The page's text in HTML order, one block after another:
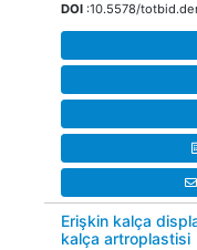
DOI :10.5578/
Erişkin kalça
kalça artroplastisi